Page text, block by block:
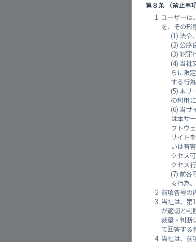
第８条 （禁止事項
ユーザーは
を、その形
法令
公序
犯罪
当社
らに限
する行
本サ
の利用
当サ
は本サ
フトウ
サイト
いは有
クセス
クセス
前各
る行為
前項各号の
当社は、第
が適切と判
裁量・判断
て回答する
当社は、前